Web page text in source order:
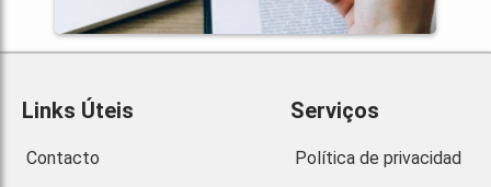
Links Úteis
Contacto
Serviços
Política de privacidad